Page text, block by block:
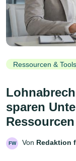
Ressourcen & Tools
sparen
Ressourcen
FW Von Redaktion